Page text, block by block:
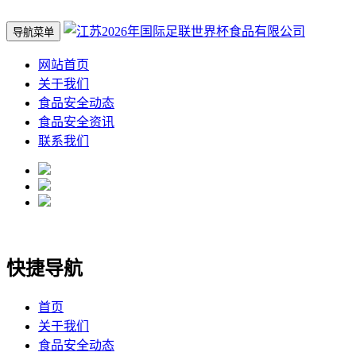
导航菜单
网站首页
关于我们
食品安全动态
食品安全资讯
联系我们
快捷导航
首页
关于我们
食品安全动态